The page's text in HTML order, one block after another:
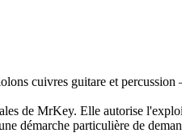
cuivres guitare et percussion
de MrKey. Elle autorise
démarche particulière de